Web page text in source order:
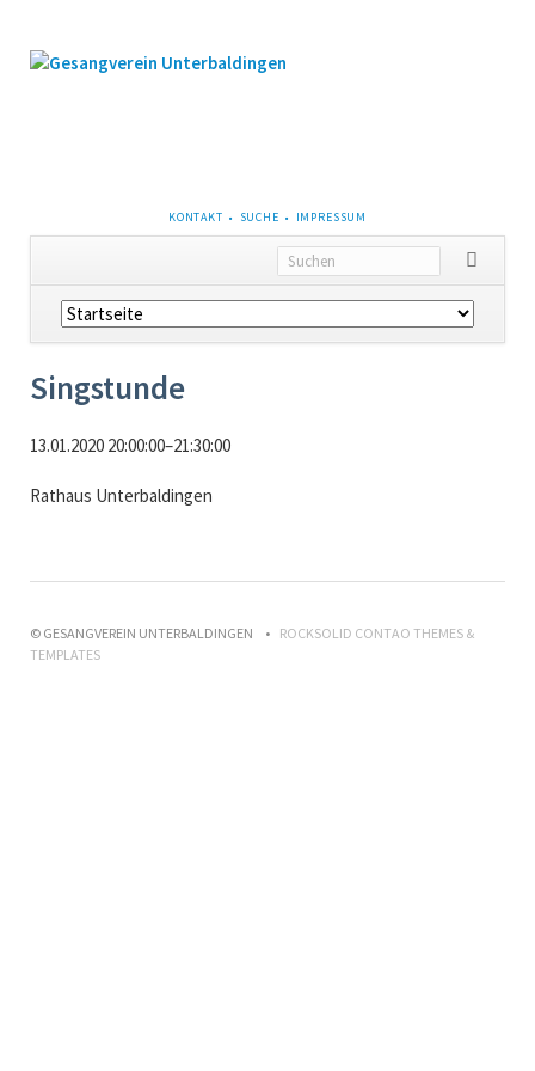
NAVIGATION
ÜBERSPRINGEN
KONTAKT SUCHE IMPRESSUM
Navigation
überspringen
Singstunde
13.01.2020 20:00:00–21:30:00
Rathaus Unterbaldingen
© GESANGVEREIN UNTERBALDINGEN
ROCKSOLID CONTAO THEMES &
TEMPLATES